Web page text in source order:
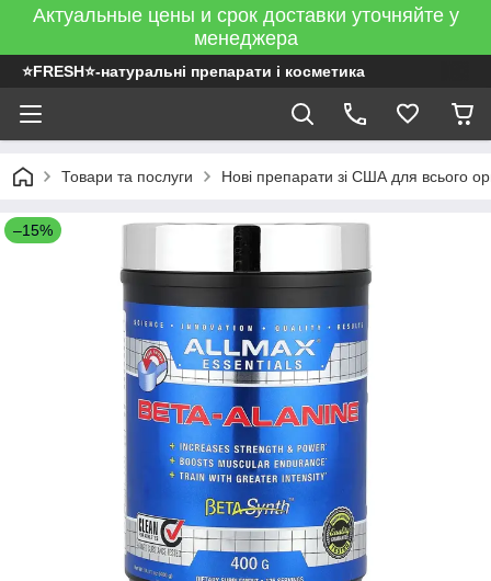
Актуальные цены и срок доставки уточняйте у
менеджера
⭐FRESH⭐-натуральні препарати і косметика
Товари та послуги Нові препарати зі США для всього
–15%